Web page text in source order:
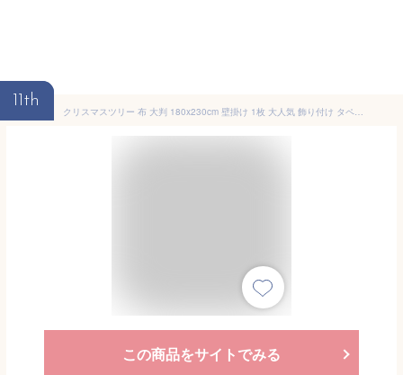
11th
クリスマスツリー 布 大判 180x230cm 壁掛け 1枚 大人気 飾り付け タペストリー 選べる12種類 クリスマスの準備はお早めに クリスマス
この商品をサイトでみる